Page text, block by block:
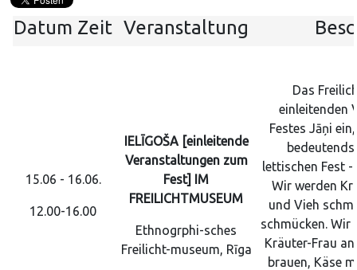
Datum Zeit Veranstaltung
15.06 - 16.06.
12.00-16.00
IELĪGOŠA [einleitende
Veranstaltungen zum
Fest] IM
FREILICHTMUSEUM
Ethnogrphi-sches
Freilicht-museum, Rīga
Das
einleitenden
Festes Jāņi
lettischen Fest -
Wir werden
und Vieh
schmücken. Wir
Kräuter-Frau
brauen, Käse